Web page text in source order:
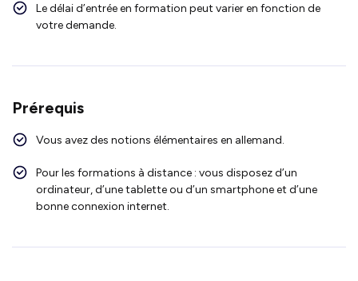
Le délai d’entrée en formation peut varier en fonction de
votre demande.
Prérequis
Vous avez des notions élémentaires en allemand.
Pour les formations à distance : vous disposez d’un
ordinateur, d’une tablette ou d’un smartphone et d’une
bonne connexion internet.